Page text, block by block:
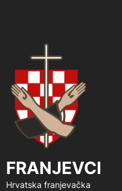
FRANJEVCI
Hrvatska franjevačka